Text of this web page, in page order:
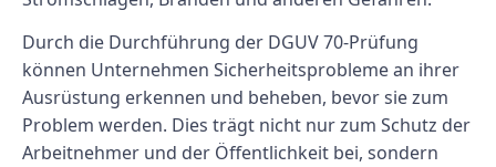
Durch die Durchführung der DGUV 70-Prüfung
können Unternehmen Sicherheitsprobleme an ihrer
Ausrüstung erkennen und beheben, bevor sie zum
Problem werden. Dies trägt nicht nur zum Schutz der
Arbeitnehmer und der Öffentlichkeit bei, sondern